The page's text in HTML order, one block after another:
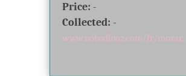
Price: -
Collected: -
www.nobodinoz.com/fr/mozar...